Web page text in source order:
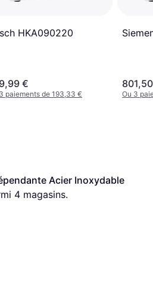
HKA090220
€
paiements de 193,33 € Ou 3
Acier Inoxydable
4 magasins.